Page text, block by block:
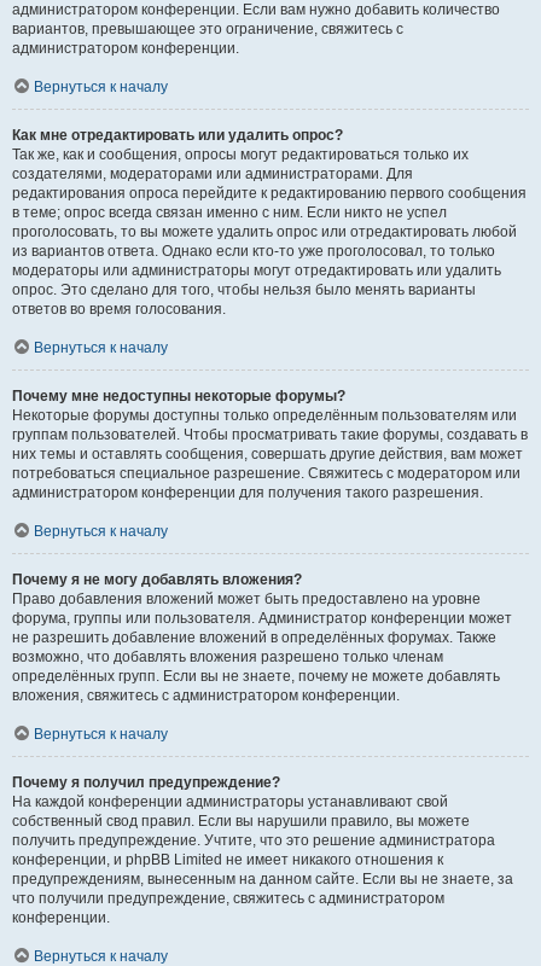
администратором конференции. Если вам нужно добавить количество
вариантов, превышающее это ограничение, свяжитесь с
администратором конференции.
Вернуться к началу
Как мне отредактировать или удалить опрос?
Так же, как и сообщения, опросы могут редактироваться только их
создателями, модераторами или администраторами. Для
редактирования опроса перейдите к редактированию первого сообщения
в теме; опрос всегда связан именно с ним. Если никто не успел
проголосовать, то вы можете удалить опрос или отредактировать любой
из вариантов ответа. Однако если кто-то уже проголосовал, то только
модераторы или администраторы могут отредактировать или удалить
опрос. Это сделано для того, чтобы нельзя было менять варианты
ответов во время голосования.
Вернуться к началу
Почему мне недоступны некоторые форумы?
Некоторые форумы доступны только определённым пользователям или
группам пользователей. Чтобы просматривать такие форумы, создавать в
них темы и оставлять сообщения, совершать другие действия, вам может
потребоваться специальное разрешение. Свяжитесь с модератором или
администратором конференции для получения такого разрешения.
Вернуться к началу
Почему я не могу добавлять вложения?
Право добавления вложений может быть предоставлено на уровне
форума, группы или пользователя. Администратор конференции может
не разрешить добавление вложений в определённых форумах. Также
возможно, что добавлять вложения разрешено только членам
определённых групп. Если вы не знаете, почему не можете добавлять
вложения, свяжитесь с администратором конференции.
Вернуться к началу
Почему я получил предупреждение?
На каждой конференции администраторы устанавливают свой
собственный свод правил. Если вы нарушили правило, вы можете
получить предупреждение. Учтите, что это решение администратора
конференции, и phpBB Limited не имеет никакого отношения к
предупреждениям, вынесенным на данном сайте. Если вы не знаете, за
что получили предупреждение, свяжитесь с администратором
конференции.
Вернуться к началу